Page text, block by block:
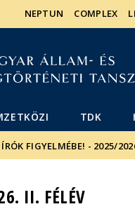
NEPTUN COMPLEX
TDK
FIGYELMÉBE! - 2025/
II. FÉLÉV